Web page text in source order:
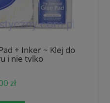
+ Inker ~ Klej do
i nie tylko
zł